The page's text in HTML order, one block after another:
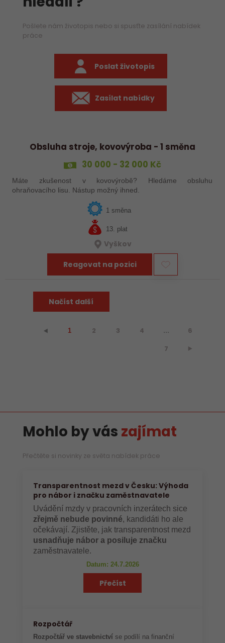
Pošlete nám životopis nebo si spusťte zasílání nabídek
práce
Poslat životopis
Zasílat nabídky
Obsluha stroje, kovovýroba - 1 směna
30 000 - 32 000 Kč
Máte zkušenost v kovovýrobě? Hledáme obsluhu
ohraňovacího lisu. Nástup možný ihned.
1 směna
13. plat
Vyškov
Reagovat na pozici
Načíst další
⯇ 1 2 3 4 ... 6
7 ⯈
Mohlo by vás zajímat
Přečtěte si novinky ze světa nabídek práce
Transparentnost mezd v Česku: Výhoda
pro nábor i značku zaměstnavatele
Uvádění mzdy v pracovních inzerátech sice
zřejmě nebude povinné, kandidáti ho ale
očekávají. Zjistěte, jak transparentnost mezd
usnadňuje nábor a posiluje značku
zaměstnavatele.
Datum: 24.7.2026
Přečíst
Rozpočtář
Rozpočtář ve stavebnictví se podílí na finanční